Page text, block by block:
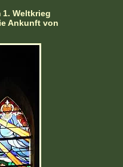
1. Weltkrieg
Ankunft von